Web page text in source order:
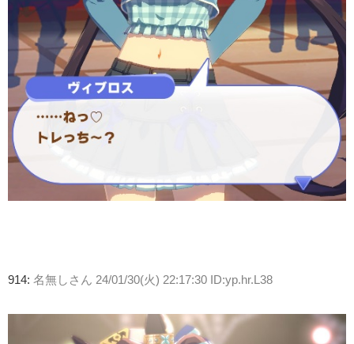
914: 名無しさん 24/01/30(火) 22:17:30 ID:yp.hr.L38